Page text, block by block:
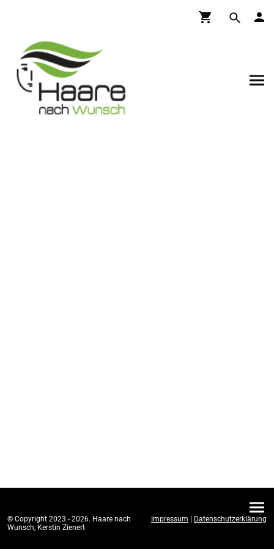
© Copyright 2023 - 2026. Haare nach
Wunsch, Kerstin Zienert
Impressum | Datenschutzerklärung